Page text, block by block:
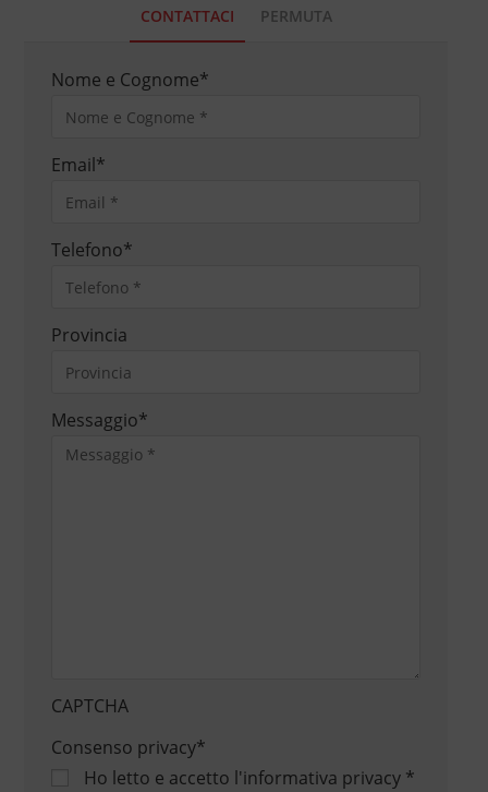
CONTATTACI PERMUTA
Nome e Cognome*
Email*
Telefono*
Provincia
Messaggio*
CAPTCHA
Consenso privacy*
Ho letto e accetto l'informativa privacy*